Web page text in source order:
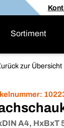
Sortiment
zur Übersicht
A4, HxBxT